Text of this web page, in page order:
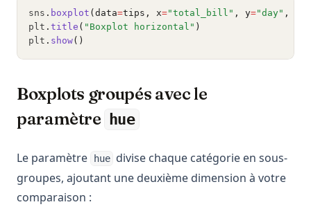
sns . boxplot (data=tips, x="total_bill" , y="day" ,
plt . title ( "Boxplot horizontal" )
plt . show()
Boxplots groupés avec le
paramètre
hue
Le paramètre hue divise chaque catégorie en sous-
groupes, ajoutant une deuxième dimension à votre
comparaison :